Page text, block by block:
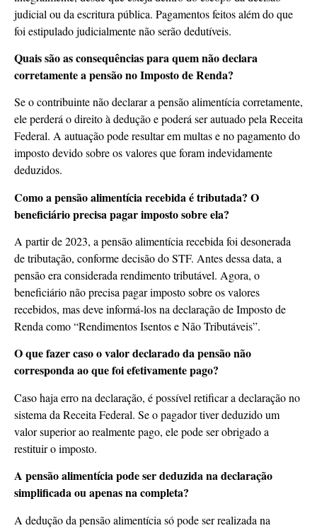
judicial ou da escritura pública. Pagamentos feitos além do que
foi estipulado judicialmente não serão dedutíveis.
Quais são as consequências para quem não declara
corretamente a pensão no Imposto de Renda?
Se o contribuinte não declarar a pensão alimentícia corretamente,
ele perderá o direito à dedução e poderá ser autuado pela Receita
Federal. A autuação pode resultar em multas e no pagamento do
imposto devido sobre os valores que foram indevidamente
deduzidos.
Como a pensão alimentícia recebida é tributada? O
beneficiário precisa pagar imposto sobre ela?
A partir de 2023, a pensão alimentícia recebida foi desonerada
de tributação, conforme decisão do STF. Antes dessa data, a
pensão era considerada rendimento tributável. Agora, o
beneficiário não precisa pagar imposto sobre os valores
recebidos, mas deve informá-los na declaração de Imposto de
Renda como “Rendimentos Isentos e Não Tributáveis”.
O que fazer caso o valor declarado da pensão não
corresponda ao que foi efetivamente pago?
Caso haja erro na declaração, é possível retificar a declaração no
sistema da Receita Federal. Se o pagador tiver deduzido um
valor superior ao realmente pago, ele pode ser obrigado a
restituir o imposto.
A pensão alimentícia pode ser deduzida na declaração
simplificada ou apenas na completa?
A dedução da pensão alimentícia só pode ser realizada na